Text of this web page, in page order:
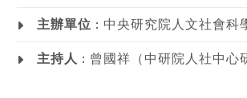
主辦單位 : 中央研究院人文社會科
主持人 : 曾國祥（中研院人社中心